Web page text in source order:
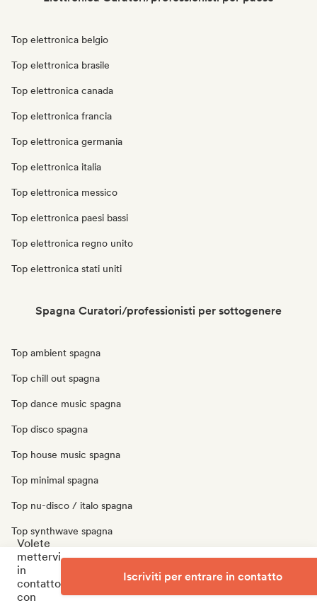
Top elettronica belgio
Top elettronica brasile
Top elettronica canada
Top elettronica francia
Top elettronica germania
Top elettronica italia
Top elettronica messico
Top elettronica paesi bassi
Top elettronica regno unito
Top elettronica stati uniti
Spagna Curatori/professionisti per sottogenere
Top ambient spagna
Top chill out spagna
Top dance music spagna
Top disco spagna
Top house music spagna
Top minimal spagna
Top nu-disco / italo spagna
Top synthwave spagna
Top techno spagna
Top trip hop spagna
Volete
mettervi
in
contatto
con
Iscriviti per entrare in contatto